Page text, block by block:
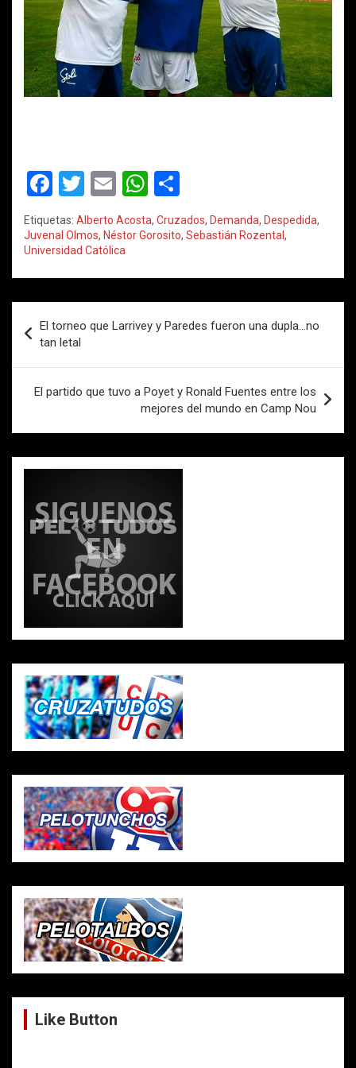
F
a
ce
b
o
o
k
T
wi
tt
er
E
m
ail
W
h
at
A
p
p
o
m
ar
tir
Etiquetas: Alberto Acosta, Cruzados, Demanda, Despedida,
Juvenal Olmos, Néstor Gorosito, Sebastián Rozental ,
Universidad Católica
de
entradas
El torneo que Larrivey y Paredes fueron una dupla…no
tan letal
El partido que tuvo a Poyet y Ronald Fuentes entre los
mejores del mundo en Camp Nou
Like Button